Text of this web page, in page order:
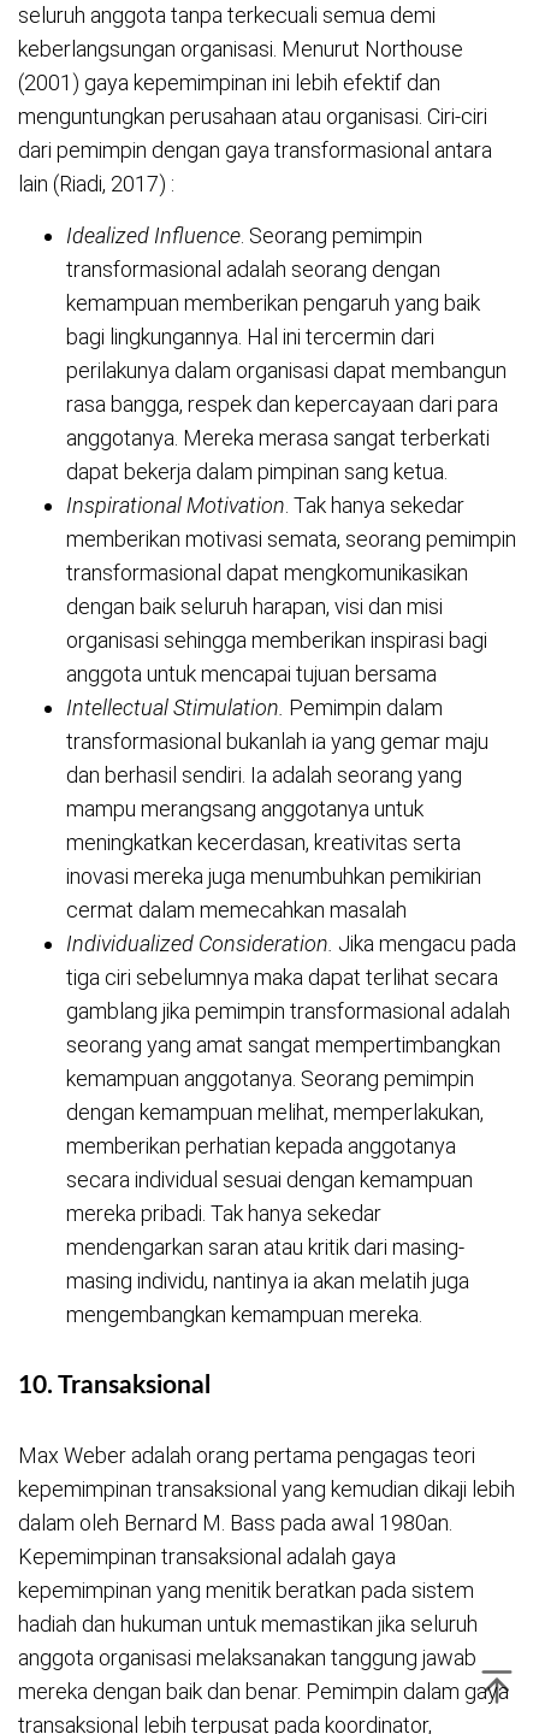
seluruh anggota tanpa terkecuali semua demi
keberlangsungan organisasi. Menurut Northouse
(2001) gaya kepemimpinan ini lebih efektif dan
menguntungkan perusahaan atau organisasi. Ciri-ciri
dari pemimpin dengan gaya transformasional antara
lain (Riadi, 2017) :
Idealized Influence . Seorang pemimpin
transformasional adalah seorang dengan
kemampuan memberikan pengaruh yang baik
bagi lingkungannya. Hal ini tercermin dari
perilakunya dalam organisasi dapat membangun
rasa bangga, respek dan kepercayaan dari para
anggotanya. Mereka merasa sangat terberkati
dapat bekerja dalam pimpinan sang ketua.
Inspirational Motivation . Tak hanya sekedar
memberikan motivasi semata, seorang pemimpin
transformasional dapat mengkomunikasikan
dengan baik seluruh harapan, visi dan misi
organisasi sehingga memberikan inspirasi bagi
anggota untuk mencapai tujuan bersama
Intellectual Stimulation. Pemimpin dalam
transformasional bukanlah ia yang gemar maju
dan berhasil sendiri. Ia adalah seorang yang
mampu merangsang anggotanya untuk
meningkatkan kecerdasan, kreativitas serta
inovasi mereka juga menumbuhkan pemikirian
cermat dalam memecahkan masalah
Individualized Consideration. Jika mengacu pada
tiga ciri sebelumnya maka dapat terlihat secara
gamblang jika pemimpin transformasional adalah
seorang yang amat sangat mempertimbangkan
kemampuan anggotanya. Seorang pemimpin
dengan kemampuan melihat, memperlakukan,
memberikan perhatian kepada anggotanya
secara individual sesuai dengan kemampuan
mereka pribadi. Tak hanya sekedar
mendengarkan saran atau kritik dari masing-
masing individu, nantinya ia akan melatih juga
mengembangkan kemampuan mereka.
10. Transaksional
Max Weber adalah orang pertama pengagas teori
kepemimpinan transaksional yang kemudian dikaji lebih
dalam oleh Bernard M. Bass pada awal 1980an.
Kepemimpinan transaksional adalah gaya
kepemimpinan yang menitik beratkan pada sistem
hadiah dan hukuman untuk memastikan jika seluruh
anggota organisasi melaksanakan tanggung jawab
mereka dengan baik dan benar. Pemimpin dalam gaya
transaksional lebih terpusat pada koordinator,